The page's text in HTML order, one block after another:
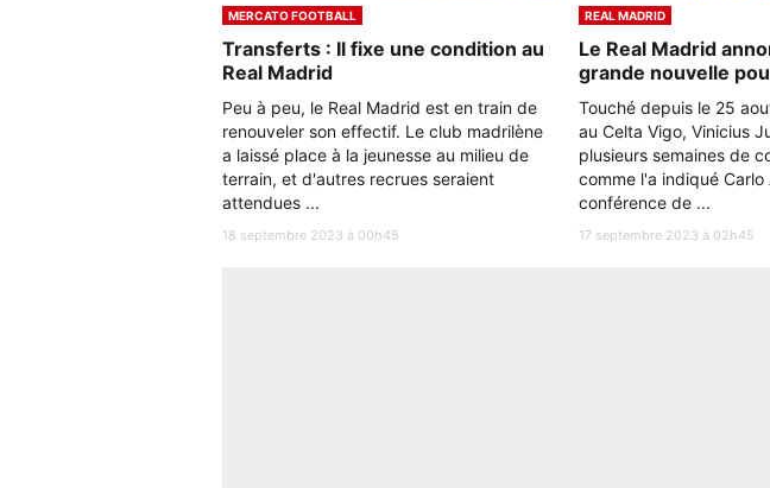
MERCATO FOOTBALL
Transferts : Il fixe une condition au
Real Madrid
Peu à peu, le Real Madrid est en train de
renouveler son effectif. Le club madrilène
a laissé place à la jeunesse au milieu de
terrain, et d'autres recrues seraient
attendues ...
18 septembre 2023 à 00h45
REAL MADRID
Le Real Madrid
grande nouvelle
Touché depuis le 25
au Celta Vigo, Vinicius
plusieurs semaines de
comme l'a indiqué Carlo
conférence de ...
17 septembre 2023 à 02h45